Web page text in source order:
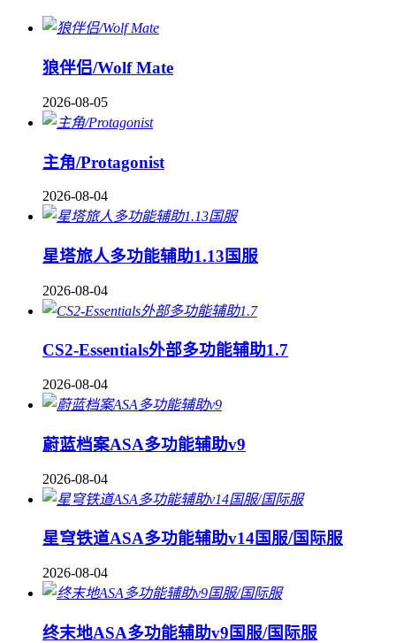
狼伴侣/Wolf Mate
2026-08-05
主角/Protagonist
2026-08-04
星塔旅人多功能辅助1.13国服
2026-08-04
CS2-Essentials外部多功能辅助1.7
2026-08-04
蔚蓝档案ASA多功能辅助v9
2026-08-04
星穹铁道ASA多功能辅助v14国服/国际服
2026-08-04
终末地ASA多功能辅助v9国服/国际服